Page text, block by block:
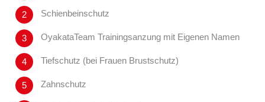
Schienbeinschutz
OyakataTeam Trainingsanzung mit Eigenen Namen
Tiefschutz (bei Frauen Brustschutz)
Zahnschutz